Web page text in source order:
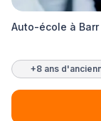
Auto-école à
+8 ans